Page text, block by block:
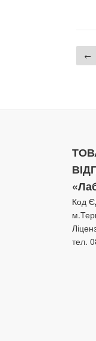
←
Код
тел.